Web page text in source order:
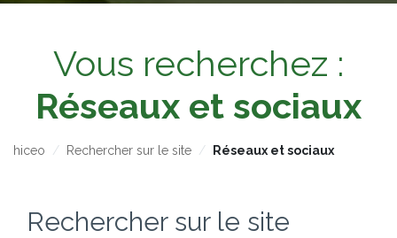
Vous recherchez :
Réseaux et sociaux
hiceo Rechercher sur le site Réseaux et sociaux
Rechercher sur le site